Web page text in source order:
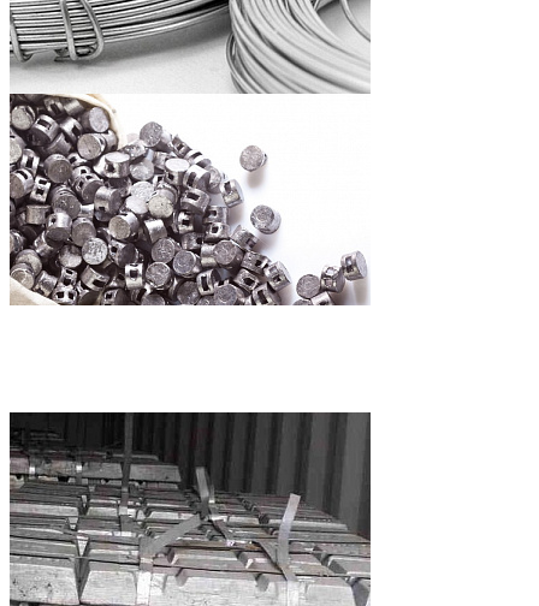
Проволока цинковая
Пломба свинцовая